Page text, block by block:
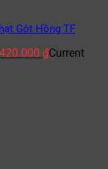
Gót Hồng TF
420.000 ₫Current